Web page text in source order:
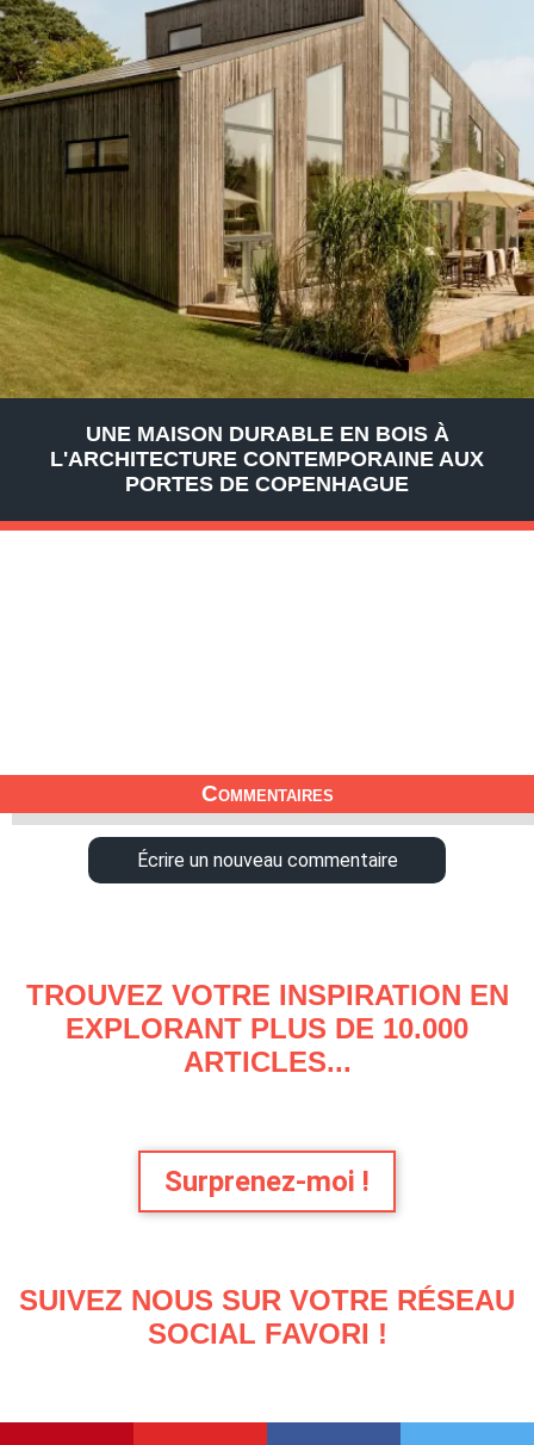
UNE MAISON DURABLE EN BOIS À
L'ARCHITECTURE CONTEMPORAINE AUX
PORTES DE COPENHAGUE
Commentaires
Écrire un nouveau commentaire
TROUVEZ VOTRE INSPIRATION EN
EXPLORANT PLUS DE 10.000
ARTICLES...
Surprenez-moi !
SUIVEZ NOUS SUR VOTRE RÉSEAU
SOCIAL FAVORI !